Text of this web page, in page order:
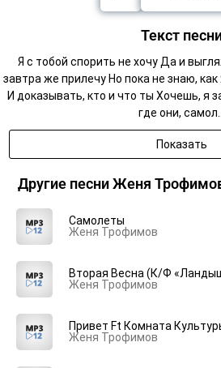
Текст
Я с тобой спорить не хочу Да и
завтра же прилечу Но пока не знаю,
И доказывать, кто и что ты Хочешь, я
где они, самол...
Показать
Другие песни Женя
Самолеты
Женя Трофимов
Вторая Весна (К/Ф
Женя Трофимов
Привет Ft Комната
Женя Трофимов